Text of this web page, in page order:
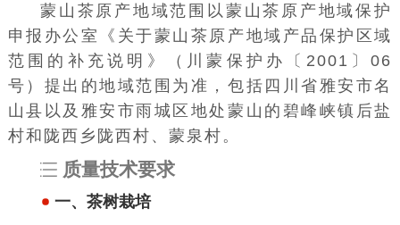
蒙山茶原产地域范围以蒙山茶原产地域保护
申报办公室《关于蒙山茶原产地域产品保护区域
范围的补充说明》（川蒙保护办〔2001〕06
号）提出的地域范围为准，包括四川省雅安市名
山县以及雅安市雨城区地处蒙山的碧峰峡镇后盐
村和陇西乡陇西村、蒙泉村。
质量技术要求
一、茶树栽培